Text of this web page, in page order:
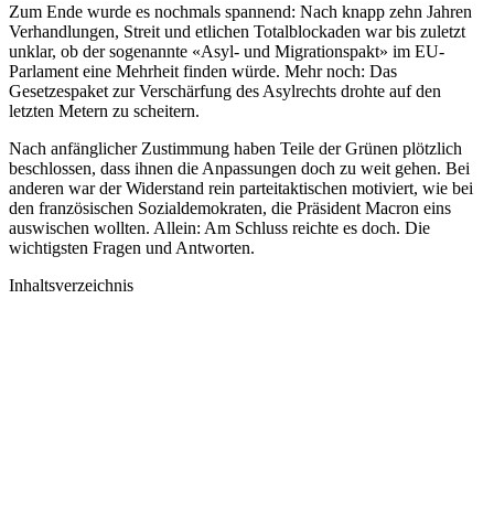
Zum Ende wurde es nochmals spannend: Nach knapp zehn Jahren
Verhandlungen, Streit und etlichen Totalblockaden war bis zuletzt
unklar, ob der sogenannte «Asyl- und Migrationspakt» im EU-
Parlament eine Mehrheit finden würde. Mehr noch: Das
Gesetzespaket zur Verschärfung des Asylrechts drohte auf den
letzten Metern zu scheitern.
Nach anfänglicher Zustimmung haben Teile der Grünen plötzlich
beschlossen, dass ihnen die Anpassungen doch zu weit gehen. Bei
anderen war der Widerstand rein parteitaktischen motiviert, wie bei
den französischen Sozialdemokraten, die Präsident Macron eins
auswischen wollten. Allein: Am Schluss reichte es doch. Die
wichtigsten Fragen und Antworten.
Inhaltsverzeichnis